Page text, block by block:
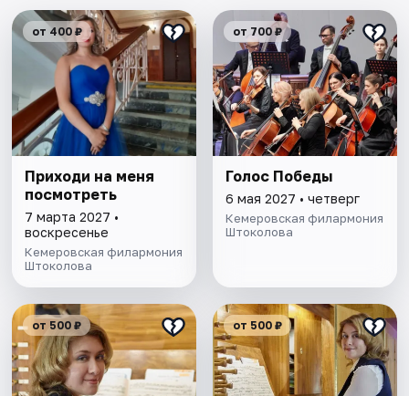
от 400 ₽
Приходи на меня
посмотреть
7 марта 2027 •
воскресенье
Кемеровская филармония
Штоколова
от 700 ₽
Голос Победы
6 мая 2027 • четверг
Кемеровская филармония
Штоколова
от 500 ₽ от 500 ₽